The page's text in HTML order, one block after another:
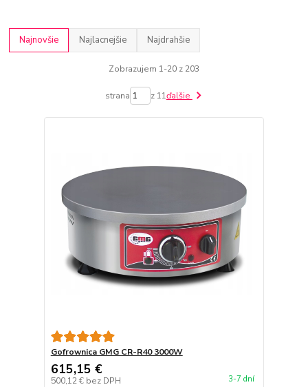
Najnovšie Najlacnejšie Najdrahšie
Zobrazujem 1-20 z 203
strana z 11ďalšie
Gofrownica GMG CR-R40 3000W
615,15 €
500,12 € bez DPH 3-7 dní